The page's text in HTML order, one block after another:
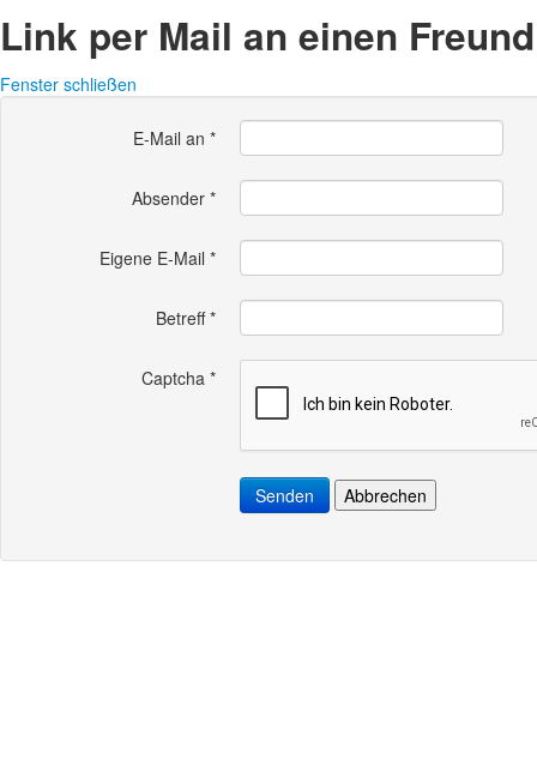
Link per Mail an einen
Fenster schließen
E-Mail an *
Absender *
Eigene E-Mail *
Betreff*
Captcha *
Senden Abbrechen